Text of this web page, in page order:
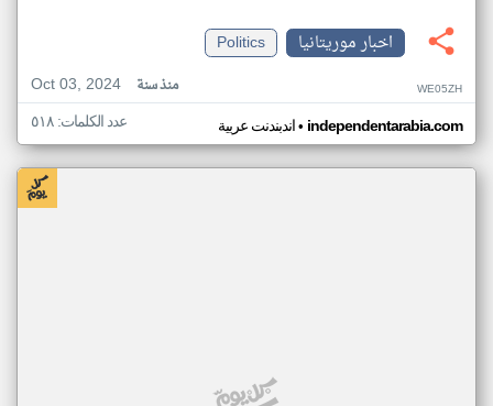
اخبار موريتانيا
Politics
Oct 03, 2024
منذ سنة WE05ZH
اندبندنت عربية• independentarabia.com عدد الكلمات: ٥١٨